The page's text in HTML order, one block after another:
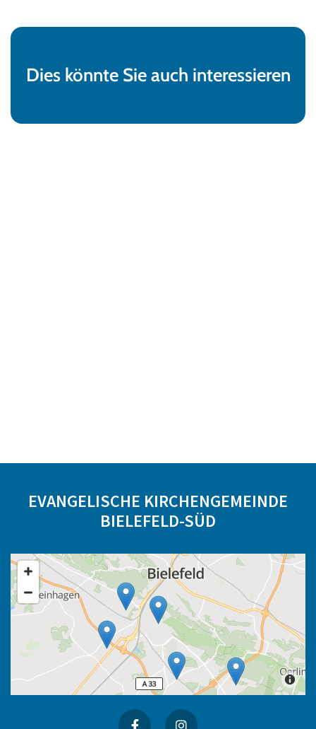
Dies könnte Sie auch interessieren
EVANGELISCHE KIRCHENGEMEINDE
BIELEFELD-SÜD